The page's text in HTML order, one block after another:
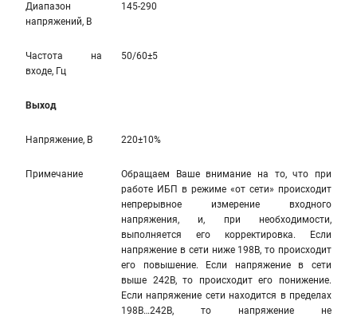
Диапазон
напряжений, В
145-290
Частота на
входе, Гц
50/60±5
Выход
Напряжение, В 220±10%
Примечание
Обращаем Ваше внимание на то, что при
работе ИБП в режиме «от сети» происходит
непрерывное измерение входного
напряжения, и, при необходимости,
выполняется его корректировка. Если
напряжение в сети ниже 198В, то происходит
его повышение. Если напряжение в сети
выше 242В, то происходит его понижение.
Если напряжение сети находится в пределах
198В…242В, то напряжение не